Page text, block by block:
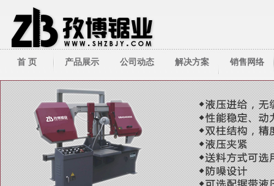
首 页 产品展示
带锯床系列
带锯条系列
圆锯机/切管机
其它周边产品
公司动态
公司新闻
行业新闻
解决方案
技术资料
销售网络